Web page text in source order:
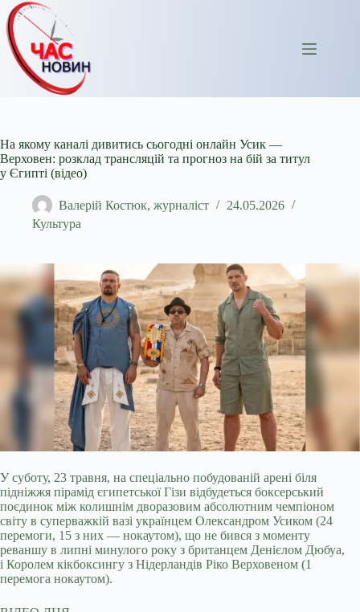
Перейти
до
вмісту
На якому каналі дивитись сьогодні онлайн Усик —
Верховен: розклад трансляцій та прогноз на бій за титул
у Єгипті (відео)
Валерій Костюк, журналіст
24.05.2026
Культура
У суботу, 23 травня, на спеціально побудованій арені біля
підніжжя пірамід єгипетської Гізи відбудеться боксерський
поєдинок між колишнім дворазовим абсолютним чемпіоном
світу в суперважкій вазі українцем Олександром Усиком (24
перемоги, 15 з них — нокаутом), що не бився з моменту
реваншу в липні минулого року з британцем Денієлом Дюбуа,
і Королем кікбоксингу з Нідерландів Ріко Верховеном (1
перемога нокаутом).